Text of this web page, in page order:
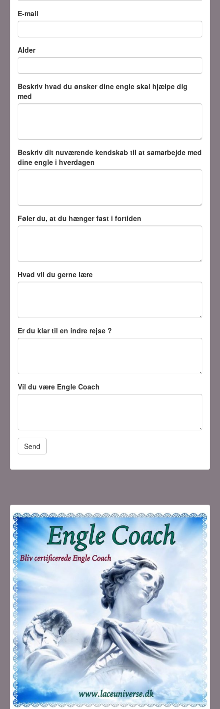
E-mail
Alder
Beskriv hvad du ønsker dine engle skal hjælpe dig
med
Beskriv dit nuværende kendskab til at samarbejde med
dine engle i hverdagen
Føler du, at du hænger fast i fortiden
Hvad vil du gerne lære
Er du klar til en indre rejse ?
Vil du være Engle Coach
Send